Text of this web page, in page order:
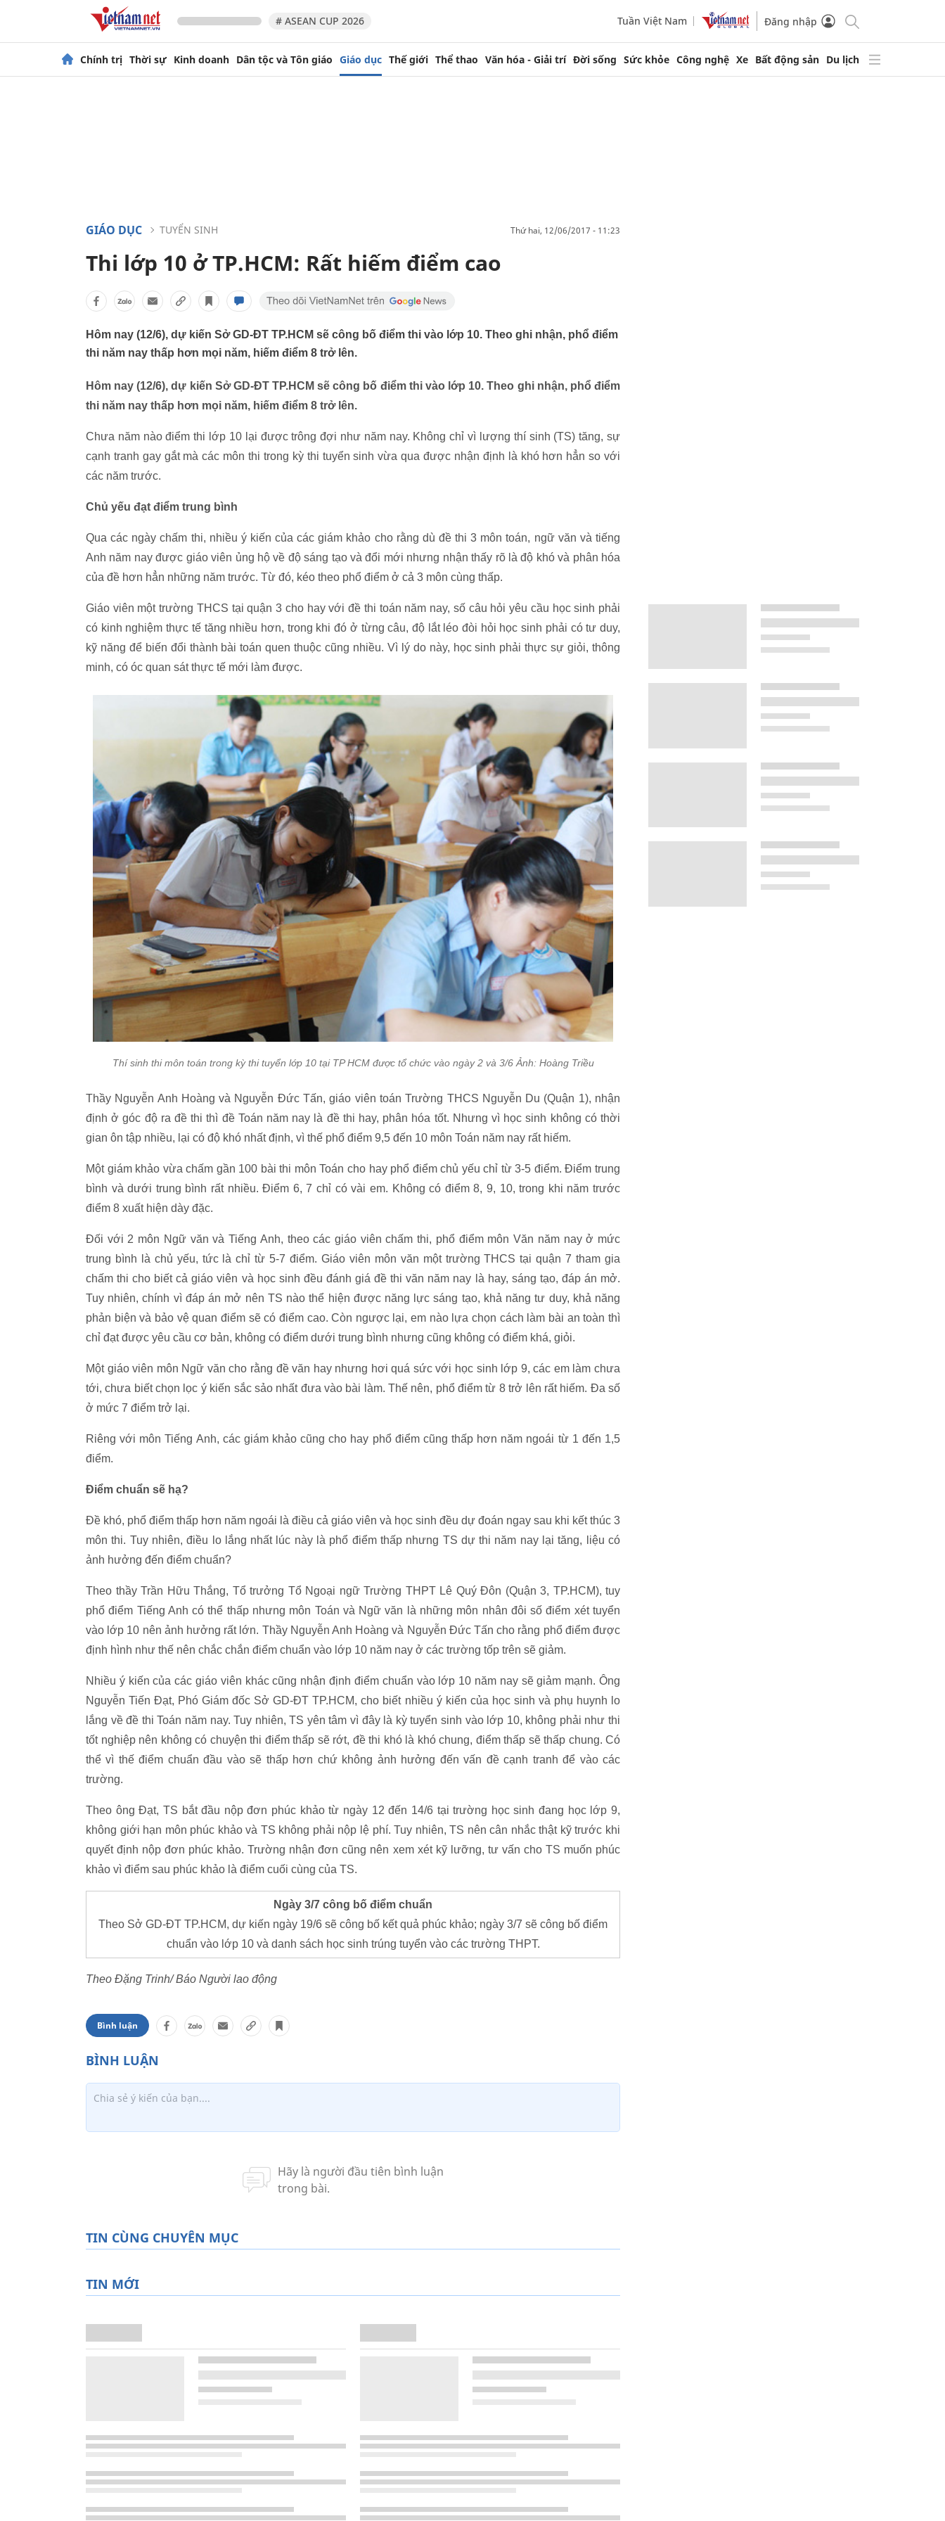
# ASEAN CUP 2026 Tuần Việt Nam Đăng nhập
Chính trị Thời sự Kinh doanh Dân tộc và Tôn giáo Giáo dục Thế giới Thể thao Văn hóa - Giải trí Đời sống Sức khỏe Công nghệ Xe Bất động sản Du lịch
GIÁO DỤC TUYỂN SINH thứ hai, 12/06/2017 - 11:23
Thi lớp 10 ở TP.HCM: Rất hiếm điểm cao
Hôm nay (12/6), dự kiến Sở GD-ĐT TP.HCM sẽ công bố điểm thi vào lớp 10. Theo ghi nhận, phổ điểm
thi năm nay thấp hơn mọi năm, hiếm điểm 8 trở lên.
Hôm nay (12/6), dự kiến Sở GD-ĐT TP.HCM sẽ công bố điểm thi vào lớp 10. Theo ghi nhận, phổ điểm
thi năm nay thấp hơn mọi năm, hiếm điểm 8 trở lên.
Chưa năm nào điểm thi lớp 10 lại được trông đợi như năm nay. Không chỉ vì lượng thí sinh (TS) tăng, sự
cạnh tranh gay gắt mà các môn thi trong kỳ thi tuyển sinh vừa qua được nhận định là khó hơn hẳn so với
các năm trước.
Chủ yếu đạt điểm trung bình
Qua các ngày chấm thi, nhiều ý kiến của các giám khảo cho rằng dù đề thi 3 môn toán, ngữ văn và tiếng
Anh năm nay được giáo viên ủng hộ về độ sáng tạo và đổi mới nhưng nhận thấy rõ là độ khó và phân hóa
của đề hơn hẳn những năm trước. Từ đó, kéo theo phổ điểm ở cả 3 môn cùng thấp.
Giáo viên một trường THCS tại quận 3 cho hay với đề thi toán năm nay, số câu hỏi yêu cầu học sinh phải
có kinh nghiệm thực tế tăng nhiều hơn, trong khi đó ở từng câu, độ lắt léo đòi hỏi học sinh phải có tư duy,
kỹ năng để biến đổi thành bài toán quen thuộc cũng nhiều. Vì lý do này, học sinh phải thực sự giỏi, thông
minh, có óc quan sát thực tế mới làm được.
Thí sinh thi môn toán trong kỳ thi tuyển lớp 10 tại TP HCM được tổ chức vào ngày 2 và 3/6 Ảnh: Hoàng Triều
Thầy Nguyễn Anh Hoàng và Nguyễn Đức Tấn, giáo viên toán Trường THCS Nguyễn Du (Quận 1), nhận
định ở góc độ ra đề thi thì đề Toán năm nay là đề thi hay, phân hóa tốt. Nhưng vì học sinh không có thời
gian ôn tập nhiều, lại có độ khó nhất định, vì thế phổ điểm 9,5 đến 10 môn Toán năm nay rất hiếm.
Một giám khảo vừa chấm gần 100 bài thi môn Toán cho hay phổ điểm chủ yếu chỉ từ 3-5 điểm. Điểm trung
bình và dưới trung bình rất nhiều. Điểm 6, 7 chỉ có vài em. Không có điểm 8, 9, 10, trong khi năm trước
điểm 8 xuất hiện dày đặc.
Đối với 2 môn Ngữ văn và Tiếng Anh, theo các giáo viên chấm thi, phổ điểm môn Văn năm nay ở mức
trung bình là chủ yếu, tức là chỉ từ 5-7 điểm. Giáo viên môn văn một trường THCS tại quận 7 tham gia
chấm thi cho biết cả giáo viên và học sinh đều đánh giá đề thi văn năm nay là hay, sáng tạo, đáp án mở.
Tuy nhiên, chính vì đáp án mở nên TS nào thể hiện được năng lực sáng tạo, khả năng tư duy, khả năng
phản biện và bảo vệ quan điểm sẽ có điểm cao. Còn ngược lại, em nào lựa chọn cách làm bài an toàn thì
chỉ đạt được yêu cầu cơ bản, không có điểm dưới trung bình nhưng cũng không có điểm khá, giỏi.
Một giáo viên môn Ngữ văn cho rằng đề văn hay nhưng hơi quá sức với học sinh lớp 9, các em làm chưa
tới, chưa biết chọn lọc ý kiến sắc sảo nhất đưa vào bài làm. Thế nên, phổ điểm từ 8 trở lên rất hiếm. Đa số
ở mức 7 điểm trở lại.
Riêng với môn Tiếng Anh, các giám khảo cũng cho hay phổ điểm cũng thấp hơn năm ngoái từ 1 đến 1,5
điểm.
Điểm chuẩn sẽ hạ?
Đề khó, phổ điểm thấp hơn năm ngoái là điều cả giáo viên và học sinh đều dự đoán ngay sau khi kết thúc 3
môn thi. Tuy nhiên, điều lo lắng nhất lúc này là phổ điểm thấp nhưng TS dự thi năm nay lại tăng, liệu có
ảnh hưởng đến điểm chuẩn?
Theo thầy Trần Hữu Thắng, Tổ trưởng Tổ Ngoại ngữ Trường THPT Lê Quý Đôn (Quận 3, TP.HCM), tuy
phổ điểm Tiếng Anh có thể thấp nhưng môn Toán và Ngữ văn là những môn nhân đôi số điểm xét tuyển
vào lớp 10 nên ảnh hưởng rất lớn. Thầy Nguyễn Anh Hoàng và Nguyễn Đức Tấn cho rằng phổ điểm được
định hình như thế nên chắc chắn điểm chuẩn vào lớp 10 năm nay ở các trường tốp trên sẽ giảm.
Nhiều ý kiến của các giáo viên khác cũng nhận định điểm chuẩn vào lớp 10 năm nay sẽ giảm mạnh. Ông
Nguyễn Tiến Đạt, Phó Giám đốc Sở GD-ĐT TP.HCM, cho biết nhiều ý kiến của học sinh và phụ huynh lo
lắng về đề thi Toán năm nay. Tuy nhiên, TS yên tâm vì đây là kỳ tuyển sinh vào lớp 10, không phải như thi
tốt nghiệp nên không có chuyện thi điểm thấp sẽ rớt, đề thi khó là khó chung, điểm thấp sẽ thấp chung. Có
thể vì thế điểm chuẩn đầu vào sẽ thấp hơn chứ không ảnh hưởng đến vấn đề cạnh tranh để vào các
trường.
Theo ông Đạt, TS bắt đầu nộp đơn phúc khảo từ ngày 12 đến 14/6 tại trường học sinh đang học lớp 9,
không giới hạn môn phúc khảo và TS không phải nộp lệ phí. Tuy nhiên, TS nên cân nhắc thật kỹ trước khi
quyết định nộp đơn phúc khảo. Trường nhận đơn cũng nên xem xét kỹ lưỡng, tư vấn cho TS muốn phúc
khảo vì điểm sau phúc khảo là điểm cuối cùng của TS.
Ngày 3/7 công bố điểm chuẩn
Theo Sở GD-ĐT TP.HCM, dự kiến ngày 19/6 sẽ công bố kết quả phúc khảo; ngày 3/7 sẽ công bố điểm
chuẩn vào lớp 10 và danh sách học sinh trúng tuyển vào các trường THPT.
Theo Đặng Trinh/ Báo Người lao động
Bình luận
TIN CÙNG CHUYÊN MỤC
TIN MỚI